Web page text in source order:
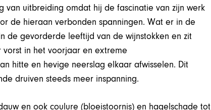
van uitbreiding omdat hij de fascinatie van zijn werk
de hieraan verbonden spanningen. Wat er in de
de gevorderde leeftijd van de wijnstokken en zit
in het voorjaar en extreme
hitte en hevige neerslag elkaar afwisselen. Dit
druiven steeds meer inspanning.
en ook coulure (bloeistoornis) en hagelschade tot